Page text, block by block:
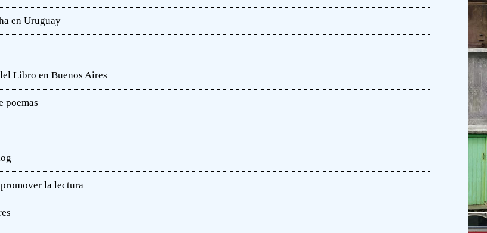
en Uruguay
Libro en Buenos Aires
poemas
la lectura